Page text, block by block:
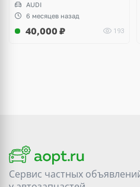
AUDI
6 месяцев назад
40,000 ₽ 193
Сервис частных